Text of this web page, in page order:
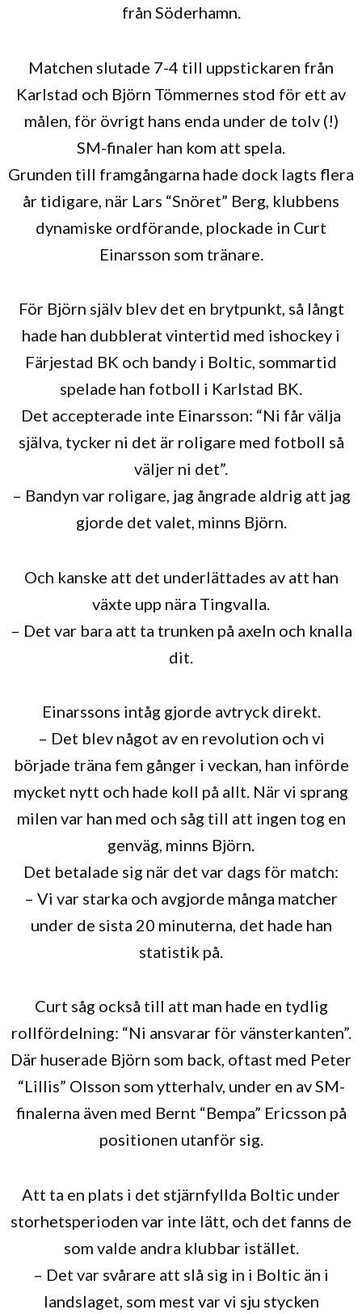
från Söderhamn.
Matchen slutade 7-4 till uppstickaren från
Karlstad och Björn Tömmernes stod för ett av
målen, för övrigt hans enda under de tolv (!)
SM-finaler han kom att spela.
Grunden till framgångarna hade dock lagts flera
år tidigare, när Lars “Snöret” Berg, klubbens
dynamiske ordförande, plockade in Curt
Einarsson som tränare.
För Björn själv blev det en brytpunkt, så långt
hade han dubblerat vintertid med ishockey i
Färjestad BK och bandy i Boltic, sommartid
spelade han fotboll i Karlstad BK.
Det accepterade inte Einarsson: “Ni får välja
själva, tycker ni det är roligare med fotboll så
väljer ni det”.
– Bandyn var roligare, jag ångrade aldrig att jag
gjorde det valet, minns Björn.
Och kanske att det underlättades av att han
växte upp nära Tingvalla.
– Det var bara att ta trunken på axeln och knalla
dit.
Einarssons intåg gjorde avtryck direkt.
– Det blev något av en revolution och vi
började träna fem gånger i veckan, han införde
mycket nytt och hade koll på allt. När vi sprang
milen var han med och såg till att ingen tog en
genväg, minns Björn.
Det betalade sig när det var dags för match:
– Vi var starka och avgjorde många matcher
under de sista 20 minuterna, det hade han
statistik på.
Curt såg också till att man hade en tydlig
rollfördelning: “Ni ansvarar för vänsterkanten”.
Där huserade Björn som back, oftast med Peter
“Lillis” Olsson som ytterhalv, under en av SM-
finalerna även med Bernt “Bempa” Ericsson på
positionen utanför sig.
Att ta en plats i det stjärnfyllda Boltic under
storhetsperioden var inte lätt, och det fanns de
som valde andra klubbar istället.
– Det var svårare att slå sig in i Boltic än i
landslaget, som mest var vi sju stycken